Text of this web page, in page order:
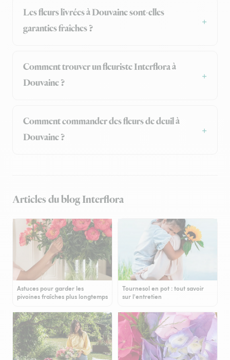
Les fleurs livrées à Douvaine sont-elles
garanties fraîches ?
Comment trouver un fleuriste Interflora à
Douvaine ?
Comment commander des fleurs de deuil à
Douvaine ?
Articles du blog Interflora
Astuces pour garder les
pivoines fraîches plus longtemps
Tournesol en pot : tout savoir
sur l'entretien